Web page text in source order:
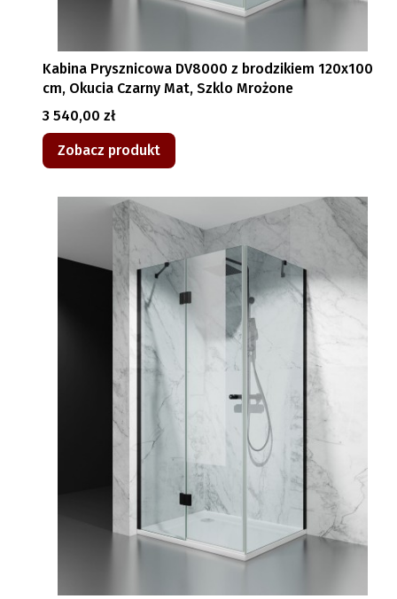
Kabina Prysznicowa DV8000 z brodzikiem 120x100
cm, Okucia Czarny Mat, Szklo Mrożone
Cena
3 540,00 zł
Zobacz produkt